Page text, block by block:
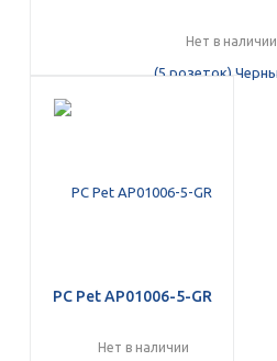
Нет в наличии
PС Pet AP01006-5-GR
Нет в наличии